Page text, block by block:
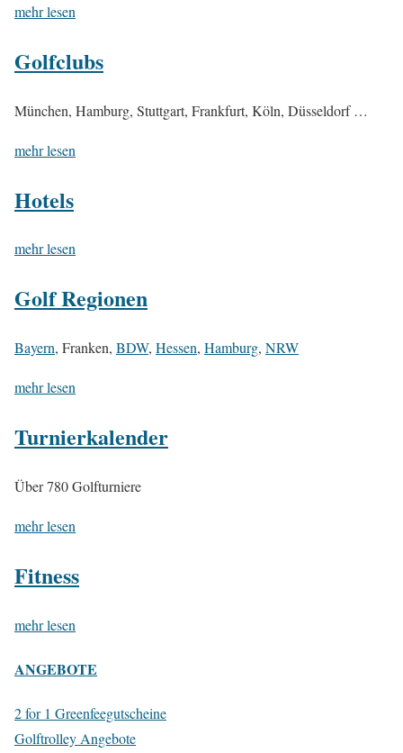
mehr lesen
Golfclubs
München, Hamburg, Stuttgart, Frankfurt, Köln, Düsseldorf …
mehr lesen
Hotels
mehr lesen
Golf Regionen
Bayern, Franken, BDW, Hessen, Hamburg, NRW
mehr lesen
Turnierkalender
Über 780 Golfturniere
mehr lesen
Fitness
mehr lesen
ANGEBOTE
2 for 1 Greenfeegutscheine
Golftrolley Angebote